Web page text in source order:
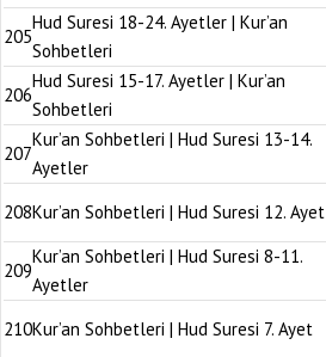
205
Hud Suresi 18-24. Ayetler | Kur’an
Sohbetleri
206
Hud Suresi 15-17. Ayetler | Kur’an
Sohbetleri
207
Kur’an Sohbetleri | Hud Suresi 13-14.
Ayetler
208Kur’an Sohbetleri | Hud Suresi 12. Ayet
209
Kur’an Sohbetleri | Hud Suresi 8-11.
Ayetler
210Kur’an Sohbetleri | Hud Suresi 7. Ayet